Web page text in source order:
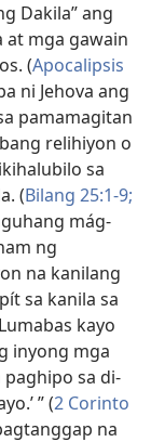
Dakila” ang
mga gawain
(Apocalipsis
ni Jehova ang
pamamagitan
relihiyon o
sa
(Bilang 25:​1-9;
mág-
ng
na kanilang
sa kanila sa
kayo
inyong mga
paghipo sa di-
” (2 Corinto
na